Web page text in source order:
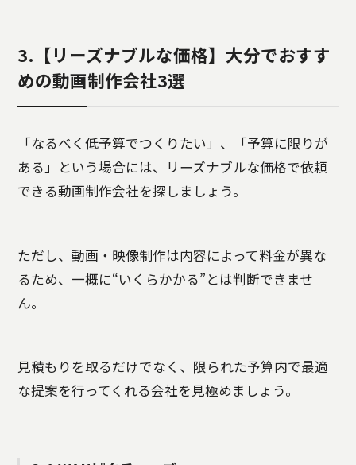
3.【リーズナブルな価格】大分でおすす
めの動画制作会社3選
「なるべく低予算でつくりたい」、「予算に限りが
ある」という場合には、リーズナブルな価格で依頼
できる動画制作会社を探しましょう。
ただし、動画・映像制作は内容によって料金が異な
るため、一概に“いくらかかる”とは判断できませ
ん。
見積もりを取るだけでなく、限られた予算内で最適
な提案を行ってくれる会社を見極めましょう。